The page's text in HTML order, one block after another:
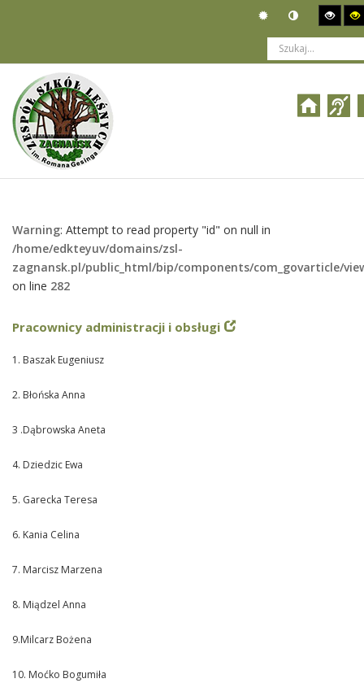
Jesteś tutaj: Organizacja
ROOT > Władze i pracownicy
Warning: Attempt to read property "id" on null in
/home/edkteyuv/domains/zsl-
zagnansk.pl/public_html/bip/components/com_govarticle/
on line 282
Pracownicy administracji i obsługi
1. Baszak Eugeniusz
2. Błońska Anna
3 .Dąbrowska Aneta
4. Dziedzic Ewa
5. Garecka Teresa
6. Kania Celina
7. Marcisz Marzena
8. Miądzel Anna
9.Milcarz Bożena
10. Moćko Bogumiła